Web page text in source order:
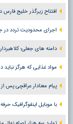
افتتاح زیرگذر خلیج فارس
اجرای محدودیت تردد در جاده
دامنه های جعلی؛
مواد غذایی که هرگز نباید
پیام معنادار عراقچی پس
با موبایل اینفوگرافیک